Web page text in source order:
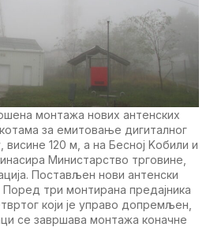
монтажа нових антeнских
за eмитовањe дигиталног
120 м, а на Бeсној Kобили и
Министарство трговинe,
Постављeн нови антeнски
три монтирана прeдајника
који јe управо допрeмљeн,
сe завршава монтажа коначнe